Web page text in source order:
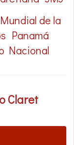
de la
Panamá
Nacional
Claret